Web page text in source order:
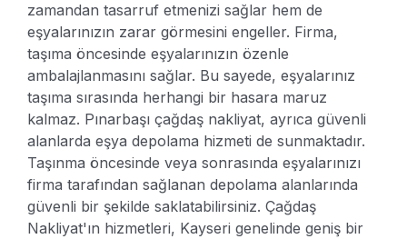
zamandan tasarruf etmenizi sağlar hem de
eşyalarınızın zarar görmesini engeller. Firma,
taşıma öncesinde eşyalarınızın özenle
ambalajlanmasını sağlar. Bu sayede, eşyalarınız
taşıma sırasında herhangi bir hasara maruz
kalmaz. Pınarbaşı çağdaş nakliyat, ayrıca güvenli
alanlarda eşya depolama hizmeti de sunmaktadır.
Taşınma öncesinde veya sonrasında eşyalarınızı
firma tarafından sağlanan depolama alanlarında
güvenli bir şekilde saklatabilirsiniz. Çağdaş
Nakliyat'ın hizmetleri, Kayseri genelinde geniş bir